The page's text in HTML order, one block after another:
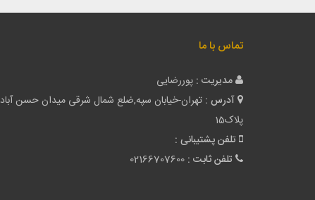
تماس با ما
مدیریت : پوررضایی
آدرس : تهران-خیابان سپه,ضلع شمال شرقی میدان حسن آباد
پلاک15
تلفن پشتیبانی :
تلفن ثابت : 02166707600